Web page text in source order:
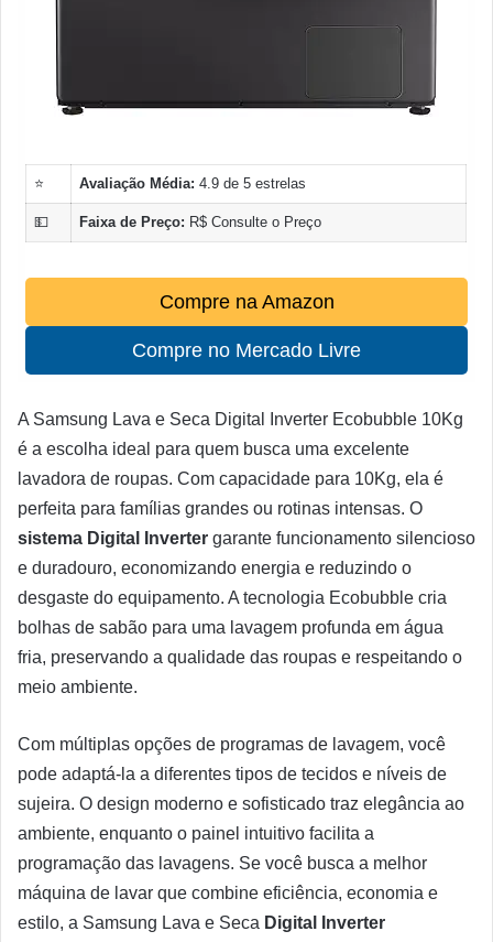
⭐ Avaliação Média: 4.9 de 5 estrelas
💵 Faixa de Preço: R$ Consulte o Preço
Compre na Amazon
Compre no Mercado Livre
A Samsung Lava e Seca Digital Inverter Ecobubble 10Kg
é a escolha ideal para quem busca uma excelente
lavadora de roupas. Com capacidade para 10Kg, ela é
perfeita para famílias grandes ou rotinas intensas. O
sistema Digital Inverter garante funcionamento silencioso
e duradouro, economizando energia e reduzindo o
desgaste do equipamento. A tecnologia Ecobubble cria
bolhas de sabão para uma lavagem profunda em água
fria, preservando a qualidade das roupas e respeitando o
meio ambiente.
Com múltiplas opções de programas de lavagem, você
pode adaptá-la a diferentes tipos de tecidos e níveis de
sujeira. O design moderno e sofisticado traz elegância ao
ambiente, enquanto o painel intuitivo facilita a
programação das lavagens. Se você busca a melhor
máquina de lavar que combine eficiência, economia e
estilo, a Samsung Lava e Seca Digital Inverter